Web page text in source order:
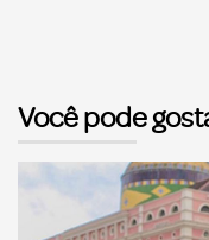
Você pode